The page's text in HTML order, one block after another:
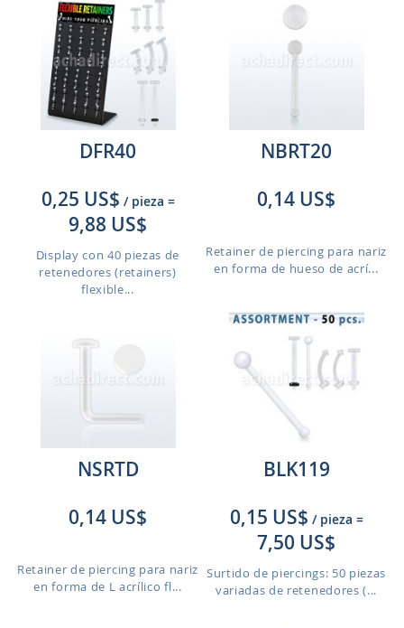
DFR40
0,25 US$ / pieza =
9,88 US$
Display con 40 piezas de
retenedores (retainers)
flexible...
NBRT20
0,14 US$
Retainer de piercing para nariz
en forma de hueso de acrí...
NSRTD
0,14 US$
Retainer de piercing para nariz
en forma de L acrílico fl...
BLK119
0,15 US$ / pieza =
7,50 US$
Surtido de piercings: 50 piezas
variadas de retenedores (...